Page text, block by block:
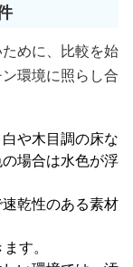
めに、比較を始
環境に照らし合
白や木目調の床な
場合は水色が浮
乾性のある素材
す。